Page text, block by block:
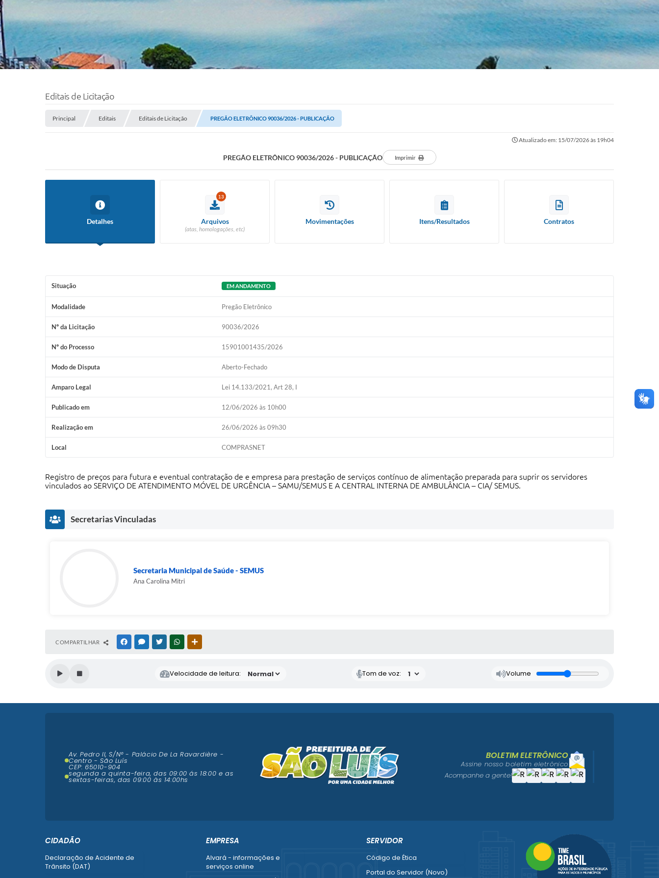
Editais de Licitação
Principal Editais Editais de Licitação PREGÃO ELETRÔNICO 90036/2026 - PUBLICAÇÃO
Atualizado em: 15/07/2026 às 19h04
PREGÃO ELETRÔNICO 90036/2026 - PUBLICAÇÃO Imprimir
Detalhes
13
Arquivos
(atas, homologações, etc)
Movimentações Itens/Resultados Contratos
Situação EM ANDAMENTO
Modalidade Pregão Eletrônico
Nº da Licitação 90036/2026
Nº do Processo 15901001435/2026
Modo de Disputa Aberto-Fechado
Amparo Legal Lei 14.133/2021, Art 28, I
Publicado em 12/06/2026 às 10h00
Realização em 26/06/2026 às 09h30
Local COMPRASNET
Registro de preços para futura e eventual contratação de e empresa para prestação de serviços contínuo de alimentação preparada para suprir os servidores
vinculados ao SERVIÇO DE ATENDIMENTO MÓVEL DE URGÊNCIA – SAMU/SEMUS E A CENTRAL INTERNA DE AMBULÂNCIA – CIA/ SEMUS.
Secretarias Vinculadas
Secretaria Municipal de Saúde - SEMUS
Ana Carolina Mitri
COMPARTILHAR FACEBOOKMESSENGER
TWITTERWHATSAPP
Velocidade de leitura: Tom de voz: Volume
CIDADÃO
Declaração de Acidente de
Trânsito (DAT)
EMPRESA
Alvará - informações e
serviços online
SERVIDOR
Código de Ética
Portal do Servidor (Novo)
Av. Pedro II, S/N° - Palácio De La Ravardière -
Centro - São Luís
CEP: 65010-904
segunda a quinta-feira, das 09:00 ás 18:00 e as
sextas-feiras, das 09:00 às 14:00hs
BOLETIM ELETRÔNICO
Assine nosso boletim eletrônico
Acompanhe a gente!